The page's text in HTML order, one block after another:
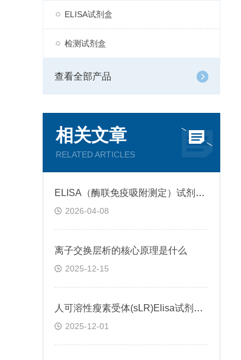
ELISA试剂盒
检测试剂盒
查看全部产品
相关文章
RELATED ARTICLES
ELISA（酶联免疫吸附测定）试剂盒原理类型检测方法
2026-04-08
离子交换层析的核心原理是什么
2025-12-15
人可溶性瘦素受体(sLR)Elisa试剂盒可溶性受体的作用
2025-12-01